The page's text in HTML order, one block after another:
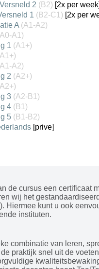
2 (B2) [2x per week]
1 (B2-C1) [2x per
A (A1-A2)
A1)
1 (A1+)
A2)
2 (A2+)
3 (A2-B1)
4 (B1)
5 (B1-B2)
[prive]
de cursus een certificaat
wij het
Hiermee kunt u ook
instituten.
combinatie van leren,
praktijk snel uit de